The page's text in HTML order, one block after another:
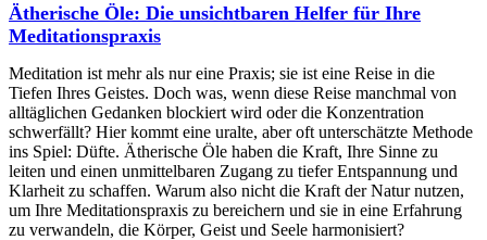
Ätherische Öle: Die unsichtbaren Helfer für Ihre
Meditationspraxis
Meditation ist mehr als nur eine Praxis; sie ist eine Reise in die
Tiefen Ihres Geistes. Doch was, wenn diese Reise manchmal von
alltäglichen Gedanken blockiert wird oder die Konzentration
schwerfällt? Hier kommt eine uralte, aber oft unterschätzte Methode
ins Spiel: Düfte. Ätherische Öle haben die Kraft, Ihre Sinne zu
leiten und einen unmittelbaren Zugang zu tiefer Entspannung und
Klarheit zu schaffen. Warum also nicht die Kraft der Natur nutzen,
um Ihre Meditationspraxis zu bereichern und sie in eine Erfahrung
zu verwandeln, die Körper, Geist und Seele harmonisiert?